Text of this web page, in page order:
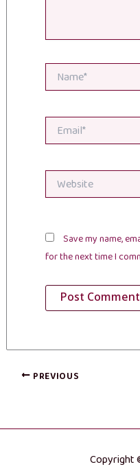
Website
Save my name,
for the next time I
PREVIOUS
Copyright